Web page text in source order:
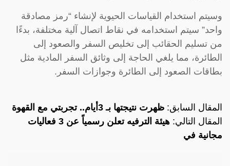
وسيتم استخدام القياسات الحيوية لإنشاء “رمز مصادقة
واحد” سيتم استخدامه في نقاط اتصال آلية مختلفة، بدءًا
من تسليم الحقائب إلى تخليص السفر والصعود إلى
الطائرة، مما يلغي الحاجة إلى وثائق السفر المادية مثل
بطاقات الصعود إلى الطائرة وجوازات السفر.
المقال السابق: ظهرت نتيجتها بـ 3أيام.. تجربتي مع القهوة
المقال التالي:
هيئة الترفيه تعلن رسمياً عن 3 فعاليات
مجانية في